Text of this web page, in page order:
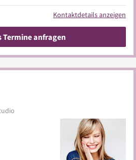
Kontaktdetails anzeigen
Termine anfragen